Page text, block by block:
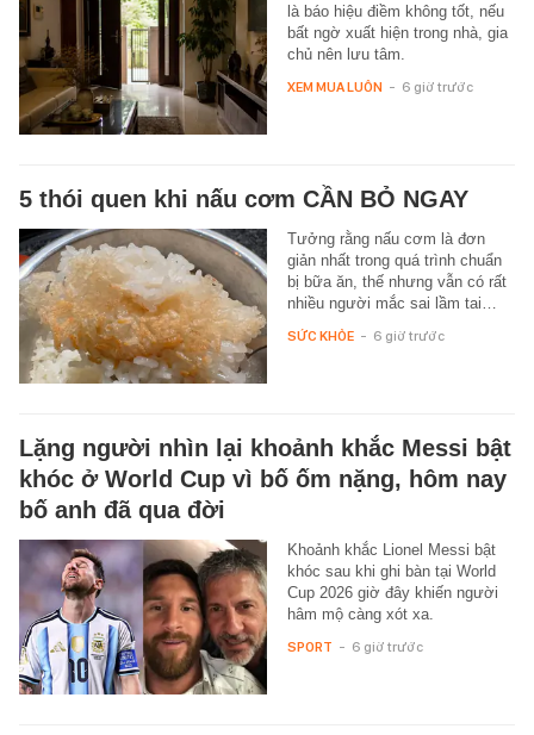
là báo hiệu điềm không tốt, nếu
bất ngờ xuất hiện trong nhà, gia
chủ nên lưu tâm.
XEM MUA LUÔN - 6 giờ trước
5 thói quen khi nấu cơm CẦN BỎ NGAY
Tưởng rằng nấu cơm là đơn
giản nhất trong quá trình chuẩn
bị bữa ăn, thế nhưng vẫn có rất
nhiều người mắc sai lầm tai…
SỨC KHỎE - 6 giờ trước
Lặng người nhìn lại khoảnh khắc Messi bật
khóc ở World Cup vì bố ốm nặng, hôm nay
bố anh đã qua đời
Khoảnh khắc Lionel Messi bật
khóc sau khi ghi bàn tại World
Cup 2026 giờ đây khiến người
hâm mộ càng xót xa.
SPORT - 6 giờ trước